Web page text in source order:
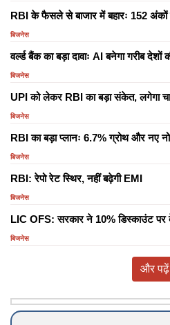
RBI के फैसले से बाजार में बहारः 152 अंकों
बिजनेस
वर्ल्ड बैंक का बड़ा दावाः AI बनेगा गरीब देशों
बिजनेस
UPI को लेकर RBI का बड़ा संकेत, लगेगा
बिजनेस
RBI का बड़ा प्लानः 6.7% ग्रोथ और नए
बिजनेस
RBI: रेपो रेट स्थिर, नहीं बढ़ेगी EMI
बिजनेस
LIC OFS: सरकार ने 10% डिस्काउंट पर
बिजनेस
और पढ़ें